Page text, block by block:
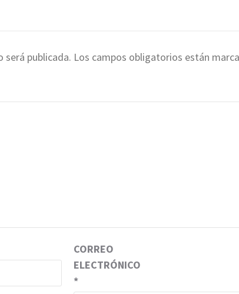
será publicada. Los campos obligatorios están
CORREO
ELECTRÓNICO
*